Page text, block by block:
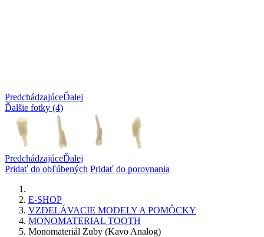
PredchádzajúceĎalej
Ďalšie fotky (4)
PredchádzajúceĎalej
Pridať do obľúbených Pridať do porovnania
E-SHOP
VZDELÁVACIE MODELY A POMÔCKY
MONOMATERIAL TOOTH
Monomateriál Zuby (Kavo Analog)